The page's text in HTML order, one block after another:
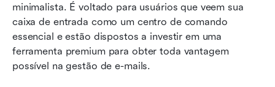
minimalista. É voltado para usuários que veem sua
caixa de entrada como um centro de comando
essencial e estão dispostos a investir em uma
ferramenta premium para obter toda vantagem
possível na gestão de e-mails.